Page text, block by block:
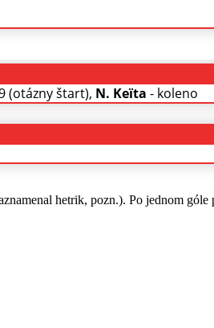
(otázny štart), N. Keïta - koleno
hetrik, pozn.). Po jednom góle